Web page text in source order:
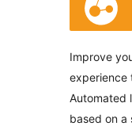
Improve
experience
Automated
based on a